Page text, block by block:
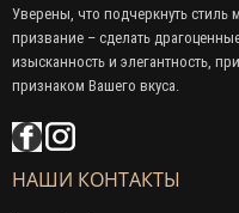
Уверены, что подчеркнуть
призвание – сделать
изысканность и элегантность,
признаком Вашего вкуса.
НАШИ КОНТАКТЫ